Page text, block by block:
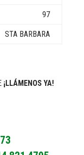
97
STA BARBARA
¡LLÁMENOS YA!